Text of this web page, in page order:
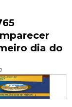
dia do